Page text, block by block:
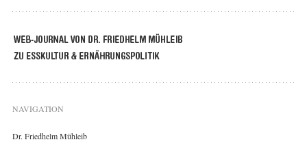
NAVIGATION
Dr. Friedhelm Mühleib